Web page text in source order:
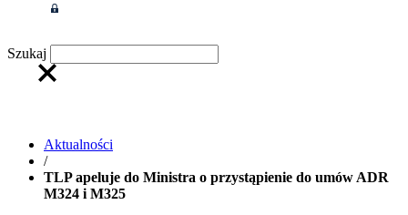
Szukaj
Aktualności
/
TLP apeluje do Ministra o przystąpienie do umów ADR
M324 i M325